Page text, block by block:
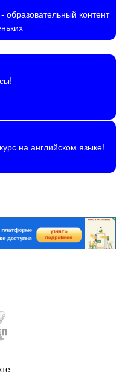
- образовательный контент
на английском языке!